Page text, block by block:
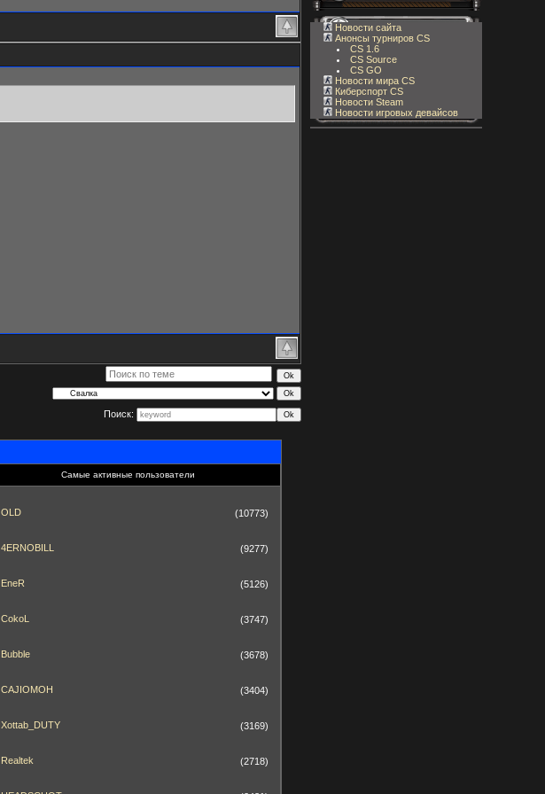
Поиск:
Самые активные пользователи
OLD (10773)
4ERNOBILL (9277)
EneR (5126)
CokoL (3747)
Bubble (3678)
CAJIOMOH (3404)
Xottab_DUTY (3169)
Realtek (2718)
Новости сайта
Анонсы турниров CS
CS 1.6
CS Source
CS GO
Новости мира CS
Киберспорт CS
Новости Steam
Новости игровых девайсов